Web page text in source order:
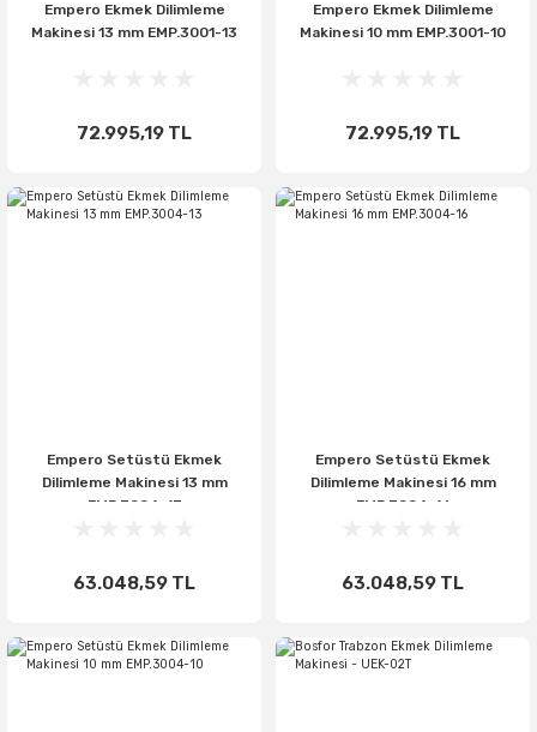
Empero Ekmek Dilimleme
Makinesi 13 mm EMP.3001-13
72.995,19 TL
Empero Ekmek Dilimleme
Makinesi 10 mm EMP.3001-10
72.995,19 TL
Empero Setüstü Ekmek
Dilimleme Makinesi 13 mm
EMP.3004-13
63.048,59 TL
Empero Setüstü Ekmek
Dilimleme Makinesi 16 mm
EMP.3004-16
63.048,59 TL